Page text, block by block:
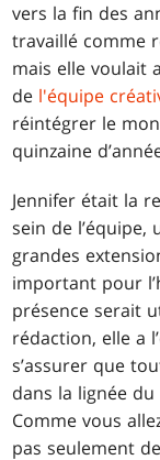
vers la fin des
travaillé comme
mais elle voulait
de l'équipe
réintégrer le
quinzaine
Jennifer était la
sein de
grandes
important pour
présence serait
rédaction, elle a
s’assurer que
dans la lignée
Comme vous
pas seulement